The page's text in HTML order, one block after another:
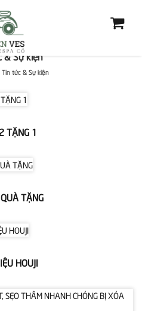
& Sự kiện
Tin tức & Sự kiện
TẶNG 1
TẶNG
HOUJI